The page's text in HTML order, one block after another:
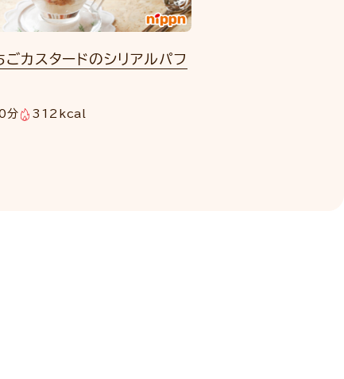
ごカスタードのシリアルパフ
分 312kcal